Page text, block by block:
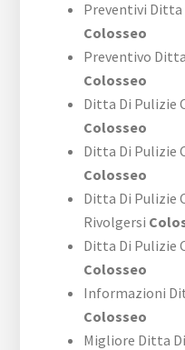
Preventivi Ditta
Colosseo
Preventivo
Colosseo
Ditta Di Pulizie
Colosseo
Ditta Di Pulizie
Colosseo
Ditta Di Pulizie
Rivolgersi
Ditta Di Pulizie
Colosseo
Informazioni
Colosseo
Migliore Ditta